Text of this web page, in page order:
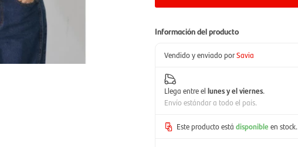
Información del producto
Vendido y enviado porSavia
Llega entre el lunes y el viernes.
Envío estándar a todo el país.
Este producto está disponible en stock.